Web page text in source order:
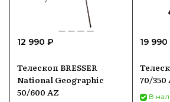
12 990 ₽
Телескоп BRESSER
National Geographic
50/600 AZ
19
70/350
В